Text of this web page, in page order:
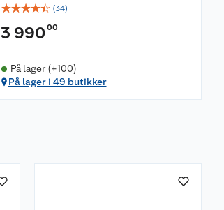
☆☆☆☆☆ (34)
3 99000
På lager (+100)
På lager i 49 butikker